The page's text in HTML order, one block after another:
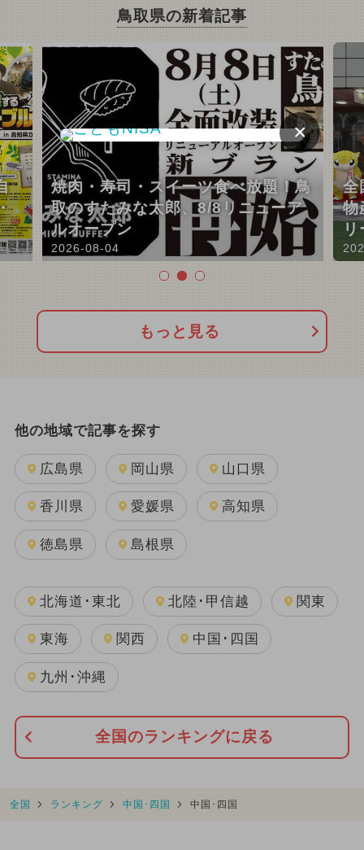
鳥取県の新着記事
焼肉・寿司・スイーツ食べ放題！鳥
取のすたみな太郎、8/8リニューア
ルオープン
2026-08-04
全
物
もっと見る
他の地域で記事を探す
広島県 岡山県 山口県
香川県 愛媛県 高知県
徳島県 島根県
北海道･東北 北陸･甲信越 関東
東海 関西 中国･四国
九州･沖縄
全国のランキングに戻る
全国 ランキング 中国･四国 中国･四国
×